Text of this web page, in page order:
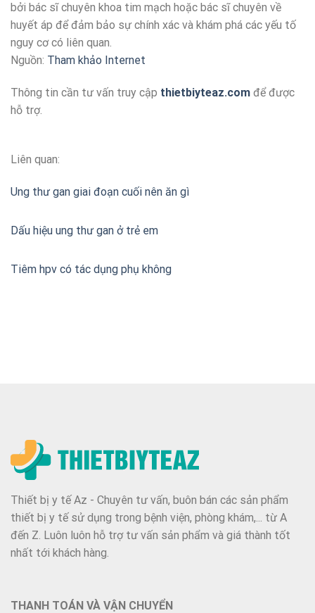
bởi bác sĩ chuyên khoa tim mạch hoặc bác sĩ chuyên về
huyết áp để đảm bảo sự chính xác và khám phá các yếu tố
nguy cơ có liên quan.
Nguồn: Tham khảo Internet
Thông tin cần tư vấn truy cập thietbiyteaz.com để được
hỗ trợ.
Liên quan:
Ung thư gan giai đoạn cuối nên ăn gì
Dấu hiệu ung thư gan ở trẻ em
Tiêm hpv có tác dụng phụ không
Thiết bị y tế Az - Chuyên tư vấn, buôn bán các sản phẩm
thiết bị y tế sử dụng trong bệnh viện, phòng khám,... từ A
đến Z. Luôn luôn hỗ trợ tư vấn sản phẩm và giá thành tốt
nhất tới khách hàng.
THANH TOÁN VÀ VẬN CHUYỂN